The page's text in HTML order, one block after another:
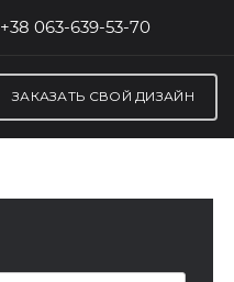
+38 063-639-53-70
ЗАКАЗАТЬ СВОЙ ДИЗАЙН